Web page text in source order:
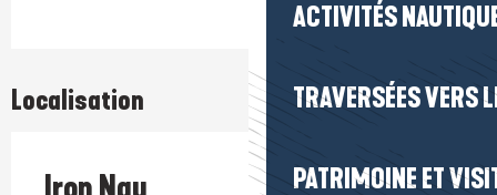
ACTIVITÉS
TRAVERSÉES VERS
PATRIMOINE ET
Localisation